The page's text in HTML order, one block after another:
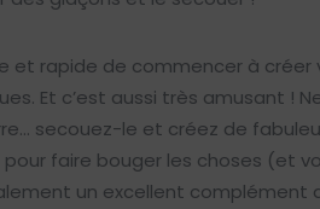
et rapide de commencer à créer
Et c’est aussi très amusant !
secouez-le et créez de
faire bouger les choses (et
un excellent complément